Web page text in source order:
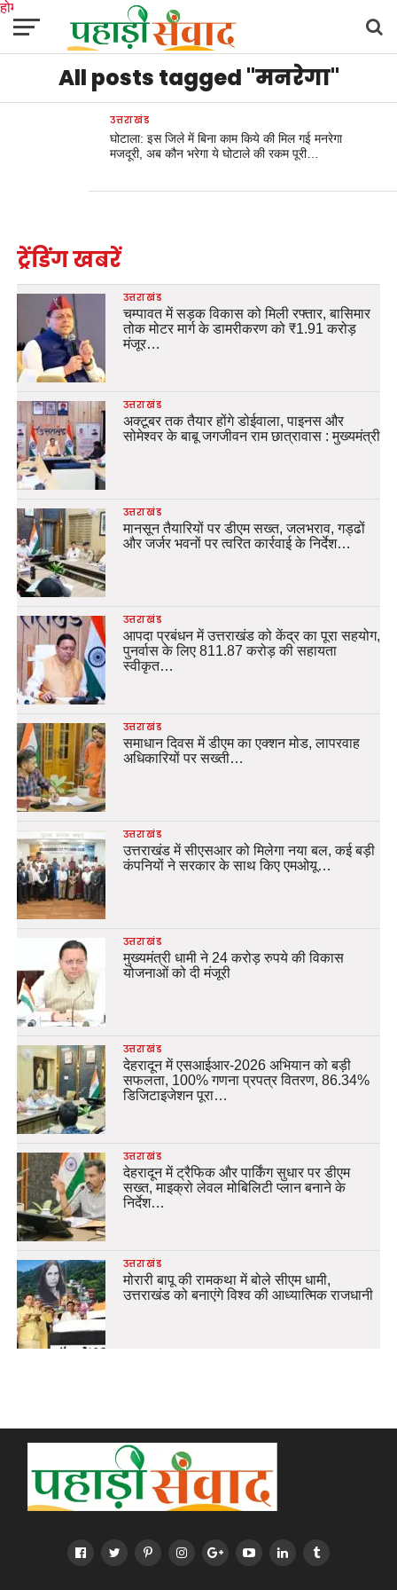
होम
उत्तराखंडअल्मोड़ाउत्तरकाशीउधम सिंह नगरचंपावतचमोलीटिहरी गढ़वाल
नैनीतालपिथौरागढ़पौड़ी गढ़वालबागेश्वररुद्रप्रयागहरिद्वारदेश
All posts tagged "मनरेगा"
उत्तराखंड
घोटाला: इस जिले में बिना काम किये की मिल गई मनरेगा
मजदूरी, अब कौन भरेगा ये घोटाले की रकम पूरी…
ट्रेंडिंग खबरें
उत्तराखंड
चम्पावत में सड़क विकास को मिली रफ्तार, बासिमार
तोक मोटर मार्ग के डामरीकरण को ₹1.91 करोड़
मंजूर…
उत्तराखंड
अक्टूबर तक तैयार होंगे डोईवाला, पाइनस और
सोमेश्वर के बाबू जगजीवन राम छात्रावास : मुख्यमंत्री
उत्तराखंड
मानसून तैयारियों पर डीएम सख्त, जलभराव, गड्ढों
और जर्जर भवनों पर त्वरित कार्रवाई के निर्देश…
उत्तराखंड
आपदा प्रबंधन में उत्तराखंड को केंद्र का पूरा सहयोग,
पुनर्वास के लिए 811.87 करोड़ की सहायता
स्वीकृत…
उत्तराखंड
समाधान दिवस में डीएम का एक्शन मोड, लापरवाह
अधिकारियों पर सख्ती…
उत्तराखंड
उत्तराखंड में सीएसआर को मिलेगा नया बल, कई बड़ी
कंपनियों ने सरकार के साथ किए एमओयू…
उत्तराखंड
मुख्यमंत्री धामी ने 24 करोड़ रुपये की विकास
योजनाओं को दी मंजूरी
उत्तराखंड
देहरादून में एसआईआर-2026 अभियान को बड़ी
सफलता, 100% गणना प्रपत्र वितरण, 86.34%
डिजिटाइजेशन पूरा…
उत्तराखंड
देहरादून में ट्रैफिक और पार्किंग सुधार पर डीएम
सख्त, माइक्रो लेवल मोबिलिटी प्लान बनाने के
निर्देश…
उत्तराखंड
मोरारी बापू की रामकथा में बोले सीएम धामी,
उत्तराखंड को बनाएंगे विश्व की आध्यात्मिक राजधानी